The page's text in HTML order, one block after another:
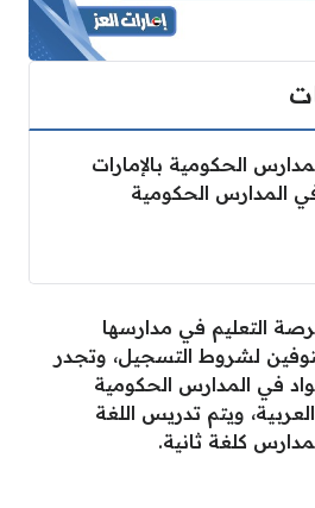
الحكومية بالإمارات
المدارس الحكومية
التعليم في مدارسها
لشروط التسجيل، وتجدر
في المدارس الحكومية
ويتم تدريس اللغة
كلغة ثانية.